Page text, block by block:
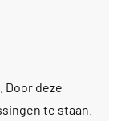
Door deze
te staan.